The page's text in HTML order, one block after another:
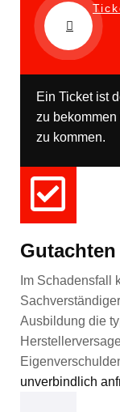
Ein Ticket ist
zu
zu kommen.
Im Schadensfall
Ausbildung die
unverbindlich